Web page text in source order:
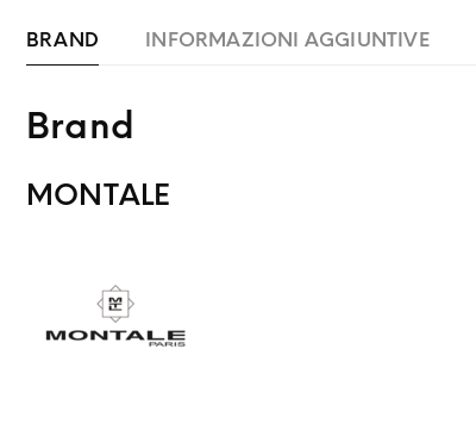
BRAND INFORMAZIONI AGGIUNTIVE
Brand
MONTALE